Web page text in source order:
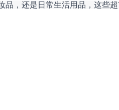
品，还是日常生活用品，这些